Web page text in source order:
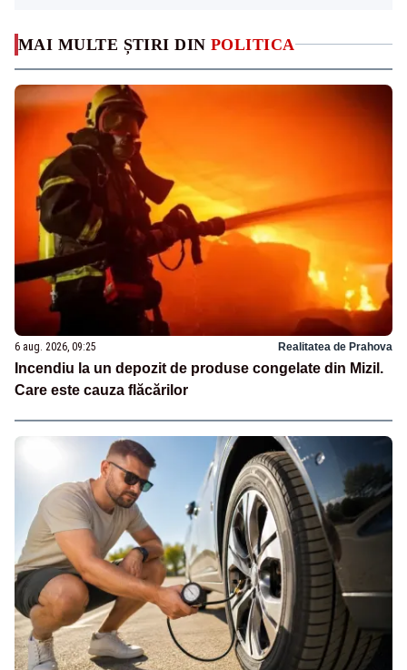
MAI MULTE ȘTIRI DIN POLITICA
6 aug. 2026, 09:25 Realitatea de Prahova
Incendiu la un depozit de produse congelate din Mizil.
Care este cauza flăcărilor